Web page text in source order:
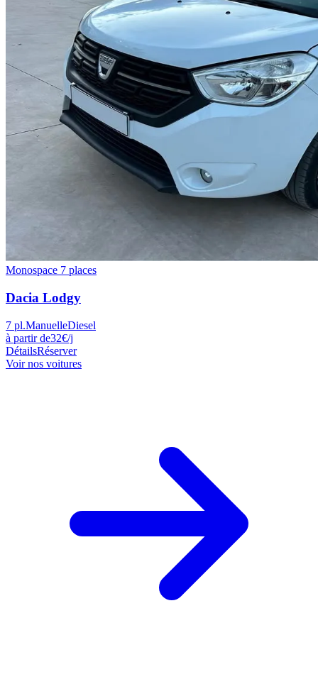
Monospace 7 places
Dacia Lodgy
7 pl.ManuelleDiesel
à partir de32€/j
DétailsRéserver
Voir nos voitures